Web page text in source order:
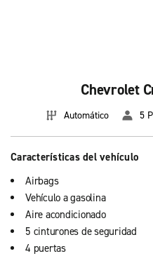
Chevrolet
Automático 5
Características del vehículo
Airbags
Vehículo a gasolina
Aire acondicionado
5 cinturones de seguridad
4 puertas